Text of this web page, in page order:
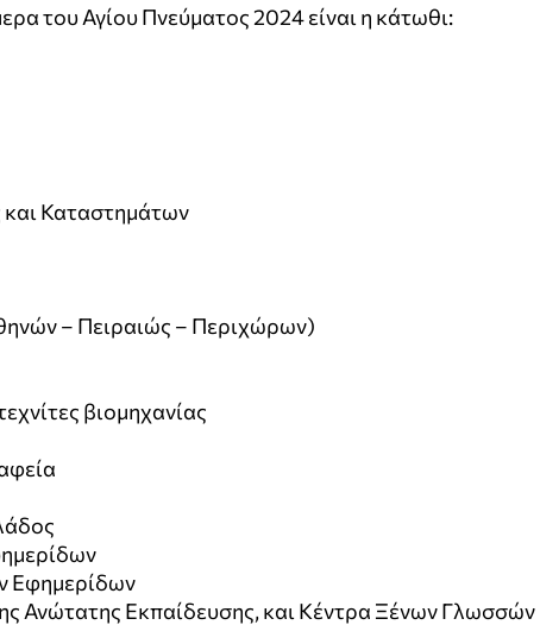
του Αγίου Πνεύματος 2024 είναι η κάτωθι:
και Καταστημάτων
– Πειραιώς – Περιχώρων)
βιομηχανίας
Εφημερίδων
Ανώτατης Εκπαίδευσης, και Κέντρα Ξένων Γλωσσών